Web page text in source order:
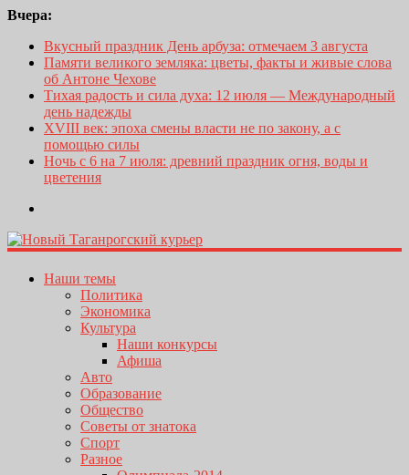
Вчера:
Вкусный праздник День арбуза: отмечаем 3 августа
Памяти великого земляка: цветы, факты и живые слова
об Антоне Чехове
Тихая радость и сила духа: 12 июля — Международный
день надежды
XVIII век: эпоха смены власти не по закону, а с
помощью силы
Ночь с 6 на 7 июля: древний праздник огня, воды и
цветения
Наши темы
Политика
Экономика
Культура
Наши конкурсы
Афиша
Авто
Образование
Общество
Советы от знатока
Спорт
Разное